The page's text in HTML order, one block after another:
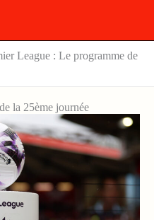
League : Le programme de
la 25ème journée